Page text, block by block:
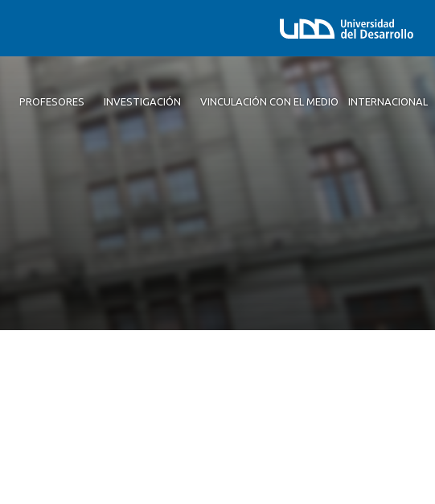
PROFESORES INVESTIGACIÓN VINCULACIÓN CON EL MEDIO INTERNACIONAL